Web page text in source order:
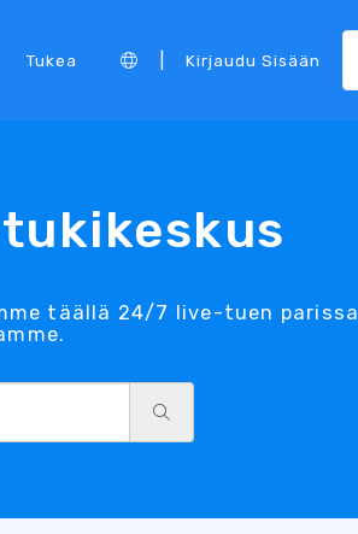
Tukea Kirjaudu Sisään
täällä 24/7 live-tuen parissa